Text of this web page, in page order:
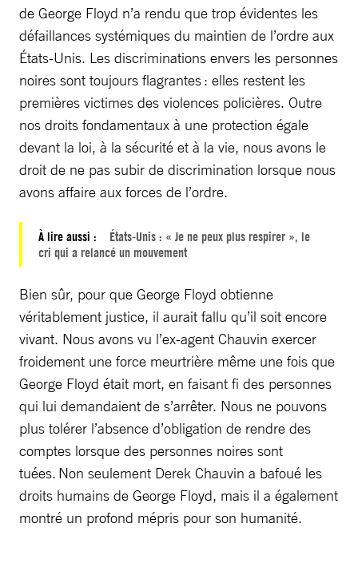
de George Floyd n’a rendu que trop évidentes les
défaillances systémiques du maintien de l’ordre aux
États-Unis. Les discriminations envers les personnes
noires sont toujours flagrantes : elles restent les
premières victimes des violences policières. Outre
nos droits fondamentaux à une protection égale
devant la loi, à la sécurité et à la vie, nous avons le
droit de ne pas subir de discrimination lorsque nous
avons affaire aux forces de l’ordre.
À lire aussi :
États-Unis : « Je ne peux plus respirer », le
cri qui a relancé un mouvement
Bien sûr, pour que George Floyd obtienne
véritablement justice, il aurait fallu qu’il soit encore
vivant. Nous avons vu l’ex-agent Chauvin exercer
froidement une force meurtrière même une fois que
George Floyd était mort, en faisant fi des personnes
qui lui demandaient de s’arrêter. Nous ne pouvons
plus tolérer l’absence d’obligation de rendre des
comptes lorsque des personnes noires sont
tuées. Non seulement Derek Chauvin a bafoué les
droits humains de George Floyd, mais il a également
montré un profond mépris pour son humanité.